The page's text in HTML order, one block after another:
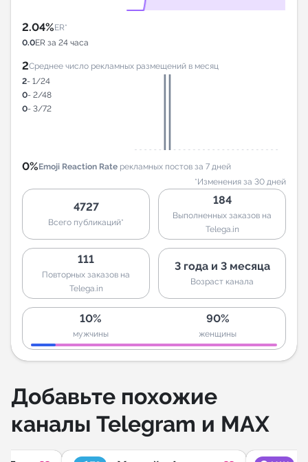
2.04%ER*
0.0ER за 24 часа
2Среднее число рекламных размещений в месяц
2- 1/24
0- 2/48
0- 3/72
0%Emoji Reaction Rate рекламных постов за 7 дней
*Изменения за 30 дней
4727
Всего публикаций*
184
Выполненных заказов на
Telega.in
111
Повторных заказов на
Telega.in
3 года и 3 месяца
Возраст канала
10%
мужчины
90%
женщины
Добавьте похожие
каналы Telegram и MAX